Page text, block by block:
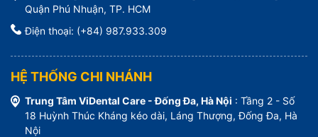
Quận Phú Nhuận, TP. HCM
Điện thoại: (+84) 987.933.309
HỆ THỐNG CHI NHÁNH
Trung Tâm ViDental Care - Đống Đa, Hà Nội : Tầng 2 - Số
18 Huỳnh Thúc Kháng kéo dài, Láng Thượng, Đống Đa, Hà
Nội